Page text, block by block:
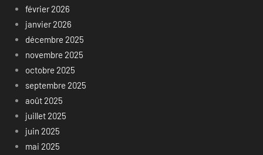
février 2026
janvier 2026
décembre 2025
novembre 2025
octobre 2025
septembre 2025
août 2025
juillet 2025
juin 2025
mai 2025